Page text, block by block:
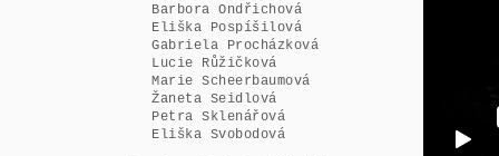
Barbora Ondřichová
Eliška Pospíšilová
Gabriela Procházková
Lucie Růžičková
Marie Scheerbaumová
Žaneta Seidlová
Petra Sklenářová
Eliška Svobodová